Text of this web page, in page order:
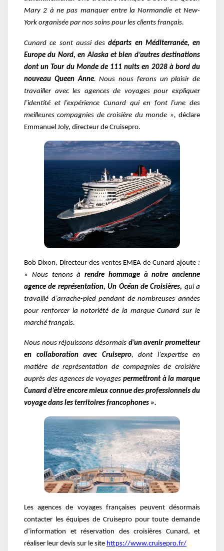
Mary 2 à ne pas manquer entre la Normandie et New-
York organisée par nos soins pour les clients français.
Cunard ce sont aussi desdéparts en Méditerranée, en
Europe du Nord, en Alaska et bien d’autres destinations
dont un Tour du Monde de 111 nuits en 2028 à bord du
nouveau Queen Anne. Nous nous ferons un plaisir de
travailler avec les agences de voyages pour expliquer
l’identité et l’expérience Cunard qui en font l’une des
meilleures compagnies de croisière du monde », déclare
Emmanuel Joly, directeur de Cruisepro.
Bob Dixon, Directeur des ventes EMEA de Cunard ajoute :
« Nous tenons à rendre hommage à notre ancienne
agence de représentation, Un Océan de Croisières, qui a
travaillé d’arrache-pied pendant de nombreuses années
pour renforcer la notoriété de la marque Cunard sur le
marché français.
Nous nous réjouissons désormais d’un avenir prometteur
en collaboration avec Cruisepro, dont l’expertise en
matière de représentation de compagnies de croisière
auprès des agences de voyages permettront à la marque
Cunard d’être encore mieux connue des professionnels du
voyage dans les territoires francophones ».
Les agences de voyages françaises peuvent désormais
contacter les équipes de Cruisepro pour toute demande
d’information et réservation des croisières Cunard, et
réaliser leur devis sur le site https://www.cruisepro.fr/